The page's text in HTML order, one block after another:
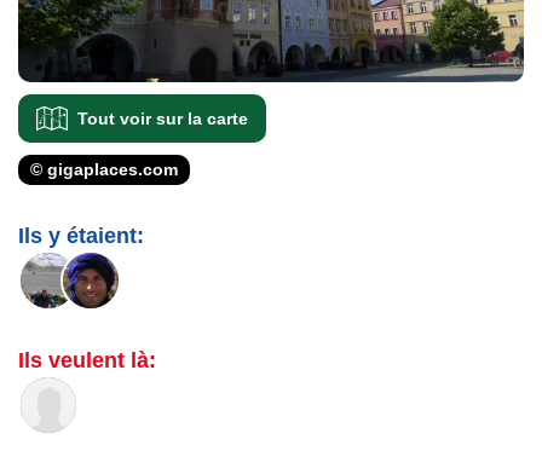
Tout voir sur la carte
© gigaplaces.com
Ils y étaient:
Ils veulent là: